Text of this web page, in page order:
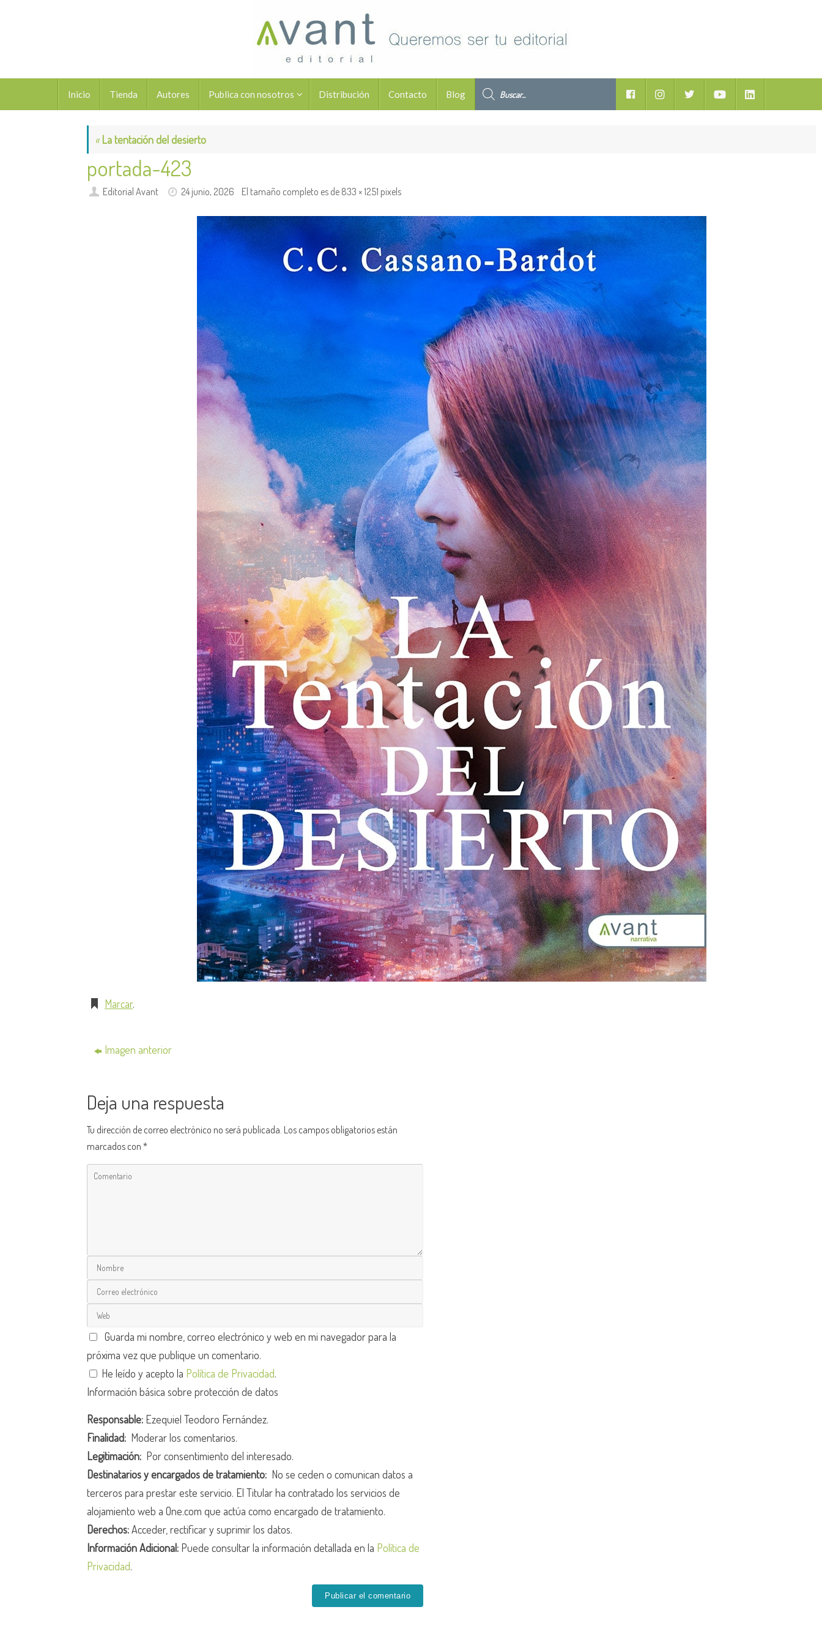
contenido
Inicio Tienda Autores Publica con nosotros Distribución Contacto Blog
Facebook YoutubeLinkedIn
«La tentación del desierto
portada-423
Editorial Avant 24 junio, 2026 El tamaño completo es de833 × 1251 pixels
Marcar.
Imagen anterior
Deja una respuesta
Tu dirección de correo electrónico no será publicada. Los campos obligatorios están
marcados con*
Guarda mi nombre, correo electrónico y web en mi navegador para la
próxima vez que publique un comentario.
He leído y acepto la Política de Privacidad.
Información básica sobre protección de datos
Responsable: Ezequiel Teodoro Fernández.
Finalidad: Moderar los comentarios.
Legitimación: Por consentimiento del interesado.
Destinatarios y encargados de tratamiento: No se ceden o comunican datos a
terceros para prestar este servicio. El Titular ha contratado los servicios de
alojamiento web a One.com que actúa como encargado de tratamiento.
Derechos:Acceder, rectificar y suprimir los datos.
Información Adicional: Puede consultar la información detallada en la Política de
Privacidad.